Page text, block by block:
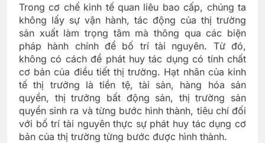
Trong cơ chế kinh tế quan liêu bao cấp, chúng ta
không lấy sự vận hành, tác động của thị trường
sản xuất làm trọng tâm mà thông qua các biện
pháp hành chính để bố trí tài nguyên. Từ đó,
không có cách để phát huy tác dụng có tính chất
cơ bản của điều tiết thị trường. Hạt nhân của kinh
tế thị trưởng là tiền tệ, tài sản, hàng hóa sản
quyền, thị trưởng bất động sản, thị trường sản
quyền sinh ra và từng bước hình thành, tiêu chí đối
với bố trí tài nguyên thực sự phát huy tác dụng cơ
bản của thị trường từng bước được hình thành.